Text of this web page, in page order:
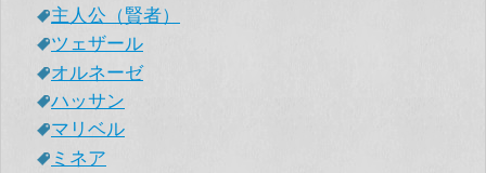
主人公（賢者）
ツェザール
オルネーゼ
ハッサン
マリベル
ミネア